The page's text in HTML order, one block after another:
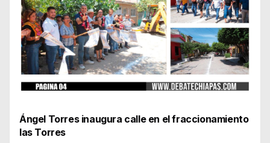
Ángel Torres inaugura calle en el fraccionamiento
las Torres